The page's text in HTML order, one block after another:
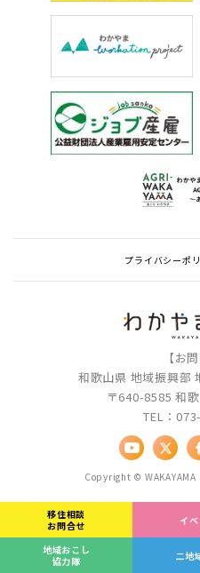
移住相談
お問合せ
イ
地域おこし
協力隊
二地
プライバシーポ
【お
和歌山県 地域振興部
〒640-8585 和
TEL：
Copyright ©